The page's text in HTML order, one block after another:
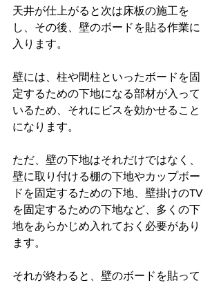
天井が仕上がると次は床板の施工を
し、その後、壁のボードを貼る作業に
入ります。
壁には、柱や間柱といったボードを固
定するための下地になる部材が入って
いるため、それにビスを効かせること
になります。
ただ、壁の下地はそれだけではなく、
壁に取り付ける棚の下地やカップボー
ドを固定するための下地、壁掛けのTV
を固定するための下地など、多くの下
地をあらかじめ入れておく必要があり
ます。
それが終わると、壁のボードを貼って